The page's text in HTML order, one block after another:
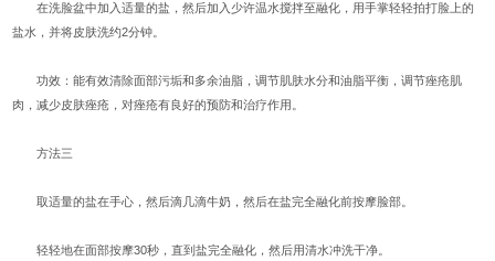
在洗脸盆中加入适量的盐，然后加入少许温水搅拌至融化，用手掌轻轻拍打脸上的
盐水，并将皮肤洗约2分钟。
功效：能有效清除面部污垢和多余油脂，调节肌肤水分和油脂平衡，调节痤疮肌
肉，减少皮肤痤疮，对痤疮有良好的预防和治疗作用。
方法三
取适量的盐在手心，然后滴几滴牛奶，然后在盐完全融化前按摩脸部。
轻轻地在面部按摩30秒，直到盐完全融化，然后用清水冲洗干净。